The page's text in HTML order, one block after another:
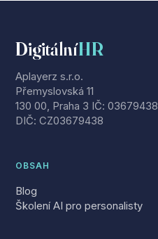
DigitálníHR
Aplayerz s.r.o.
Přemyslovská 11
130 00, Praha 3 IČ: 03679438
DIČ: CZ03679438
OBSAH
Blog
Školení AI pro personalisty